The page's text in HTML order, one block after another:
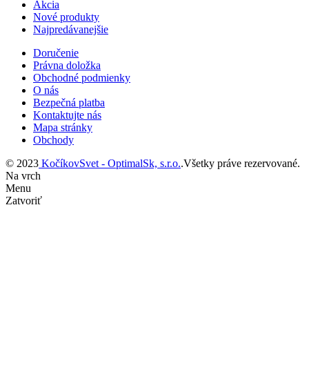
Akcia
Nové produkty
Najpredávanejšie
Doručenie
Právna doložka
Obchodné podmienky
O nás
Bezpečná platba
Kontaktujte nás
Mapa stránky
Obchody
© 2023 KočíkovSvet - OptimalSk, s.r.o..Všetky práve rezervované.
Na vrch
Menu
Zatvoriť